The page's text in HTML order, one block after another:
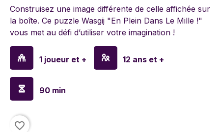
Construisez une image différente de celle affichée sur
la boîte. Ce puzzle Wasgij "En Plein Dans Le Mille !"
vous met au défi d’utiliser votre imagination !
1 joueur et + 12 ans et +
90 min
favorite_border